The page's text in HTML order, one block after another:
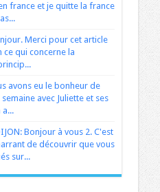
france et je quitte la france
Merci pour cet article
ce qui concerne la
avons eu le bonheur de
avec Juliette et ses
Bonjour à vous 2. C'est
de découvrir que vous
sur...